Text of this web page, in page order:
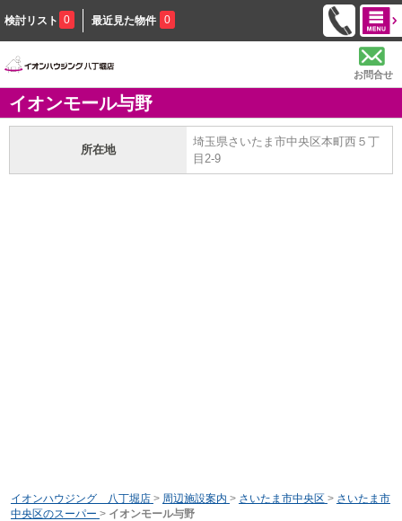
検討リスト 0 最近見た物件 0
お問合せ
イオンモール与野
所在地
埼玉県さいたま市中央区本町西５丁
目2-9
イオンハウジング 八丁堀店 > 周辺施設案内 > さいたま市中央区 > さいたま市
中央区のスーパー > イオンモール与野